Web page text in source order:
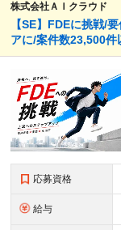
株式会社ＡＩクラウド
【SE】FDEに挑戦/
アに/案件数23,500件
応募資格
給与